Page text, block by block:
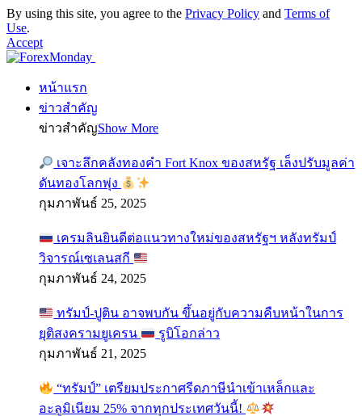
By using this site, you agree to the Privacy Policy and Terms of
Use.
Accept
หน้าแรก
ข่าวสำคัญ
ข่าวสำคัญShow More
เจาะลึกคลังทองคำ Fort Knox ของสหรัฐ เล็งปรับมูลค่า
ดันทองโลกพุ่ง
กุมภาพันธ์ 25, 2025
เครมลินยินดีต่อแนวทางใหม่ของสหรัฐฯ หลังทรัมป์
วิจารณ์เซเลนสกี
กุมภาพันธ์ 24, 2025
ทรัมป์-ปูติน อาจพบกัน ขึ้นอยู่กับความคืบหน้าในการ
ยุติสงครามยูเครน
รูบิโอกล่าว
กุมภาพันธ์ 21, 2025
“ทรัมป์” เตรียมประกาศรีดภาษีนำเข้าเหล็กและ
อะลูมิเนียม 25% จากทุกประเทศวันนี้!